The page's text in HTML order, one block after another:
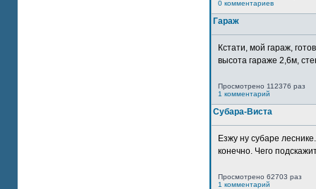
0 комментариев
Гараж
Кстати, мой гараж,
высота гараже 2,6м,
Просмотрено 112376 раз
1 комментарий
Субара-Виста
Езжу ну субаре
конечно. Чего
Просмотрено 62703 раз
1 комментарий